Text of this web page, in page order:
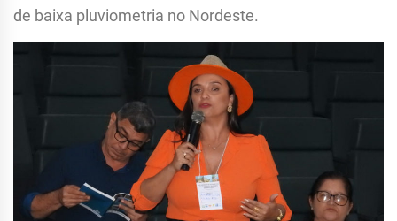
de baixa pluviometria no Nordeste.